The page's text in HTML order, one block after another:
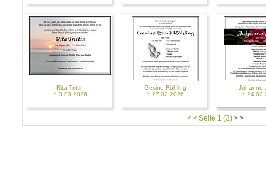
Rita Trittin
† 3.03.2026
Gesine Röhling
† 27.02.2026
Johanne
†
|< < Seite 1 (3) > >|